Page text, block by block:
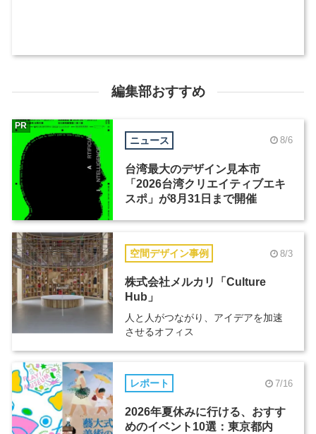
編集部おすすめ
ニュース 8/6
台湾最大のデザイン見本市
「2026台湾クリエイティブエキ
スポ」が8月31日まで開催
PR
空間デザイン事例 8/3
株式会社メルカリ「Culture
Hub」
人と人がつながり、アイデアを加速
させるオフィス
レポート 7/16
2026年夏休みに行ける、おすす
めのイベント10選：東京都内